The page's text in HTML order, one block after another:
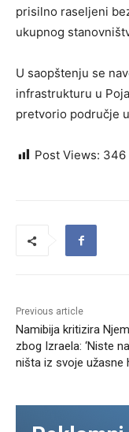
prisilno raseljeni
ukupnog
U saopštenju se
infrastrukturu u
pretvorio područje
Post Views: 346
Previous article
Namibija kritizira
zbog Izraela: ‘Niste
ništa iz svoje užasne